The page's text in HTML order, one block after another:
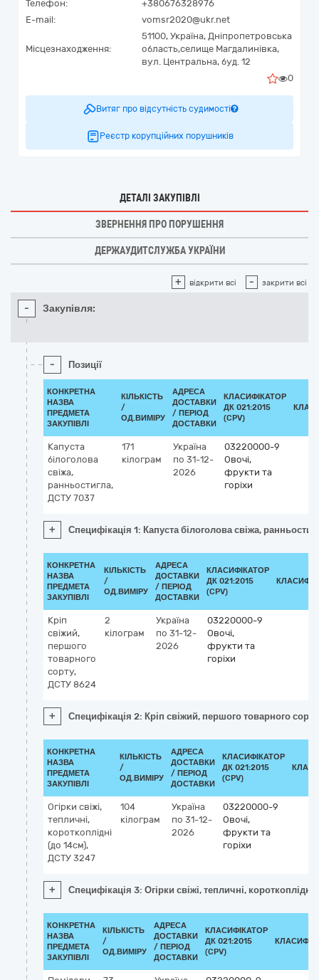
Телефон:
+380676328976
E-mail:
vomsr2020@ukr.net
Місцезнаходження:
51100, Україна, Дніпропетровська
область,селище Магдалинівка,
вул. Центральна, буд. 12
0
Витяг про відсутність судимості
Реєстр корупційних порушників
ДЕТАЛІ ЗАКУПІВЛІ
ЗВЕРНЕННЯ ПРО ПОРУШЕННЯ
ДЕРЖАУДИТСЛУЖБА УКРАЇНИ
+ відкрити всі - закрити всі
- Закупівля:
- Позиції
КОНКРЕТНА
НАЗВА
ПРЕДМЕТА
ЗАКУПІВЛІ
КІЛЬКІСТЬ
/
ОД.ВИМІРУ
АДРЕСА
ДОСТАВКИ
/ ПЕРІОД
ДОСТАВКИ
КЛАСИФІКАТОР
ДК 021:2015
(CPV)
Капуста
білоголова
свіжа,
ранньостигла,
ДСТУ 7037
171
кілограм
Україна
по 31-12-
2026
03220000-9
Овочі,
фрукти та
горіхи
+ Специфікація 1: Капуста білоголова свіжа,
КОНКРЕТНА
НАЗВА
ПРЕДМЕТА
ЗАКУПІВЛІ
КІЛЬКІСТЬ
/
ОД.ВИМІРУ
АДРЕСА
ДОСТАВКИ
/ ПЕРІОД
ДОСТАВКИ
КЛАСИФІКАТОР
ДК 021:2015
(CPV)
Кріп
свіжий,
першого
товарного
сорту,
ДСТУ 8624
2
кілограм
Україна
по 31-12-
2026
03220000-9
Овочі,
фрукти та
горіхи
+ Специфікація 2: Кріп свіжий, першого товарного
КОНКРЕТНА
НАЗВА
ПРЕДМЕТА
ЗАКУПІВЛІ
КІЛЬКІСТЬ
/
ОД.ВИМІРУ
АДРЕСА
ДОСТАВКИ
/ ПЕРІОД
ДОСТАВКИ
КЛАСИФІКАТОР
ДК 021:2015
(CPV)
Огірки свіжі,
тепличні,
короткоплідні
(до 14см),
ДСТУ 3247
104
кілограм
Україна
по 31-12-
2026
03220000-9
Овочі,
фрукти та
горіхи
+ Специфікація 3: Огірки свіжі, тепличні,
КОНКРЕТНА
НАЗВА
ПРЕДМЕТА
ЗАКУПІВЛІ
КІЛЬКІСТЬ
/
ОД.ВИМІРУ
АДРЕСА
ДОСТАВКИ
/ ПЕРІОД
ДОСТАВКИ
КЛАСИФІКАТОР
ДК 021:2015
(CPV)